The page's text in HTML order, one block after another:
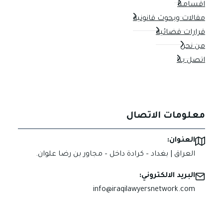
اقسامنا
مقالات وبحوث قانونية
قرارات قضائية
من نحن
اتصل بنا
معلومات الاتصال
العنوان:
العراق | بغداد – كرادة داخل – مجاور بن رضا علوان.
البريد الالكتروني:
info@iraqilawyersnetwork.com